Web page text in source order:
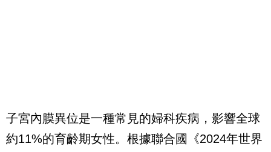
子宮內膜異位是一種常見的婦科疾病，影響全球
約11%的育齡期女性。根據聯合國《2024年世界